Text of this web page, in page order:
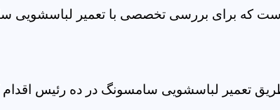
است که برای بررسی تخصصی با تعمیر لباسشویی
تعمیر لباسشویی سامسونگ در ده رئیس اقدام